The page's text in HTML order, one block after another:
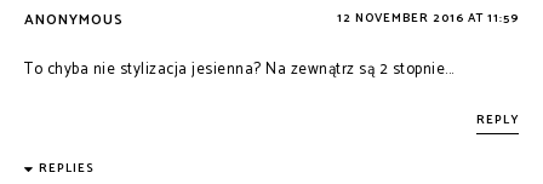
ANONYMOUS 12 NOVEMBER 2016 AT 11:59
To chyba nie stylizacja jesienna? Na zewnątrz są 2 stopnie...
REPLY
REPLIES